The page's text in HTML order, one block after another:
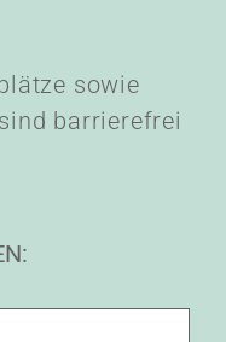
sowie
barrierefrei